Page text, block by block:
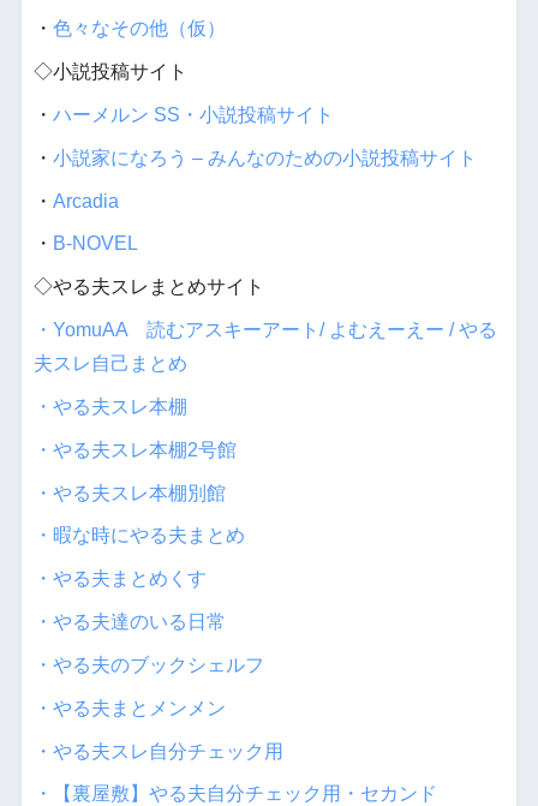
・ 色々なその他（仮）
◇小説投稿サイト
・ ハーメルン SS・小説投稿サイト
・ 小説家になろう – みんなのための小説投稿サイト
・ Arcadia
・ B-NOVEL
◇やる夫スレまとめサイト
・YomuAA 読むアスキーアート/ よむえーえー / やる
夫スレ自己まとめ
・やる夫スレ本棚
・やる夫スレ本棚2号館
・やる夫スレ本棚別館
・暇な時にやる夫まとめ
・やる夫まとめくす
・やる夫達のいる日常
・やる夫のブックシェルフ
・やる夫まとメンメン
・やる夫スレ自分チェック用
・【裏屋敷】やる夫自分チェック用・セカンド